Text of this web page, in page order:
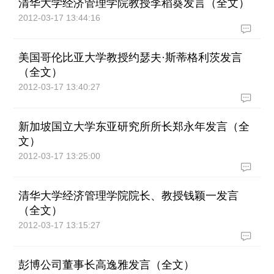
清华大学经济管理学院教授李稻葵发言（全文）
2012-03-17 13:44:16
美国哥伦比亚大学教授约瑟夫·斯蒂格利茨发言
（全文）
2012-03-17 13:40:27
新加坡国立大学东亚研究所所长郑永年发言（全
文）
2012-03-17 13:25:00
清华大学经济管理学院院长、教授钱颖一发言
（全文）
2012-03-17 13:15:27
彭博公司董事长高逸雅发言（全文）